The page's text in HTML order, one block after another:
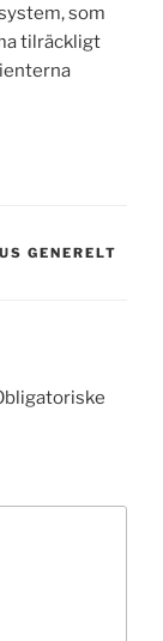
som
tilräckligt
GENERELT